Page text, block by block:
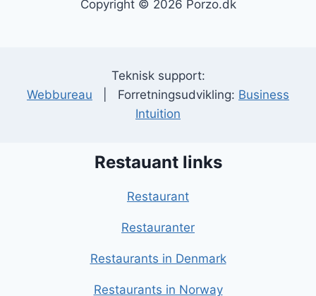
Copyright © 2026 Porzo.dk
Teknisk support:
Webbureau | Forretningsudvikling: Business
Intuition
Restauant links
Restaurant
Restauranter
Restaurants in Denmark
Restaurants in Norway